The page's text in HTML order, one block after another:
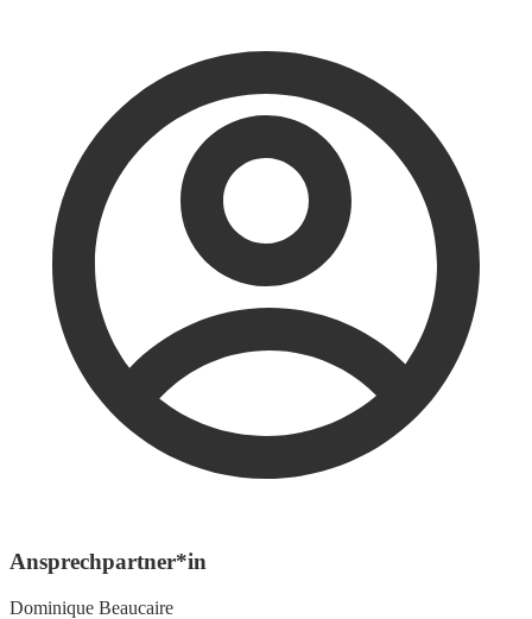
Ansprechpartner*in
Dominique Beaucaire